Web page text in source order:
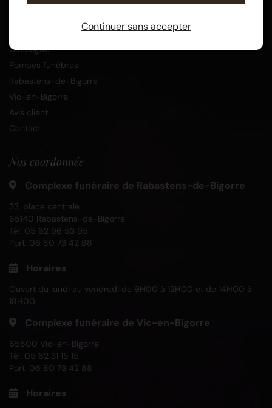
Menu
Catalogue
Pompes funèbres
Rabastens-de-Bigorre
Vic-en-Bigorre
Avis client
Contact
Nos coordonnée
Complexe funéraire de Rabastens-de-Bigorre
33, place centrale
65140 Rabastens-de-Bigorre
Tél. 05 62 96 53 95
Port. 06 80 73 42 88
Horaires
Ouvert du lundi au vendredi de 9H00 à 12H00 et de 14H00 à
18H00.
Complexe funéraire de Vic-en-Bigorre
65500 Vic-en-Bigorre
Tél. 05 62 31 15 15
Port. 06 80 73 42 88
Horaires
Continuer sans accepter